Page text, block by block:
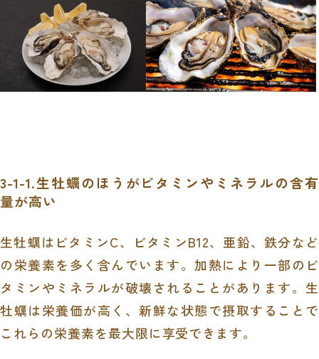
3-1-1.生牡蠣のほうがビタミンやミネラルの含有
量が高い
生牡蠣はビタミンC、ビタミンB12、亜鉛、鉄分など
の栄養素を多く含んでいます。加熱により一部のビ
タミンやミネラルが破壊されることがあります。生
牡蠣は栄養価が高く、新鮮な状態で摂取することで
これらの栄養素を最大限に享受できます。